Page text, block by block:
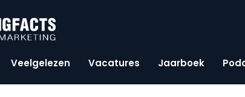
Veelgelezen Vacatures Jaarboek